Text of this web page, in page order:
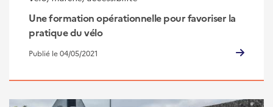
Une formation opérationnelle pour favoriser la
pratique du vélo
Publié le 04/05/2021